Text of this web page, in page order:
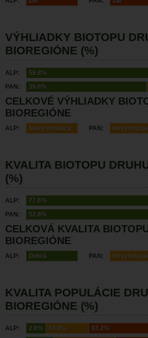
VÝHLIADKY BIOTOPU
BIOREGIÓNE (%)
ALP: 59.8%
PAN:
39.6%
CELKOVÉ VÝHLIADKY
BIOREGIÓNE
ALP: Nevyhovujúca PAN:
KVALITA BIOTOPU
(%)
ALP:
77.6%
PAN:
52.8%
CELKOVÁ KVALITA
BIOREGIÓNE
ALP: Dobrá PAN:
KVALITA POPULÁCIE
BIOREGIÓNE (%)
ALP: 2.8% 14.0%
83.2%